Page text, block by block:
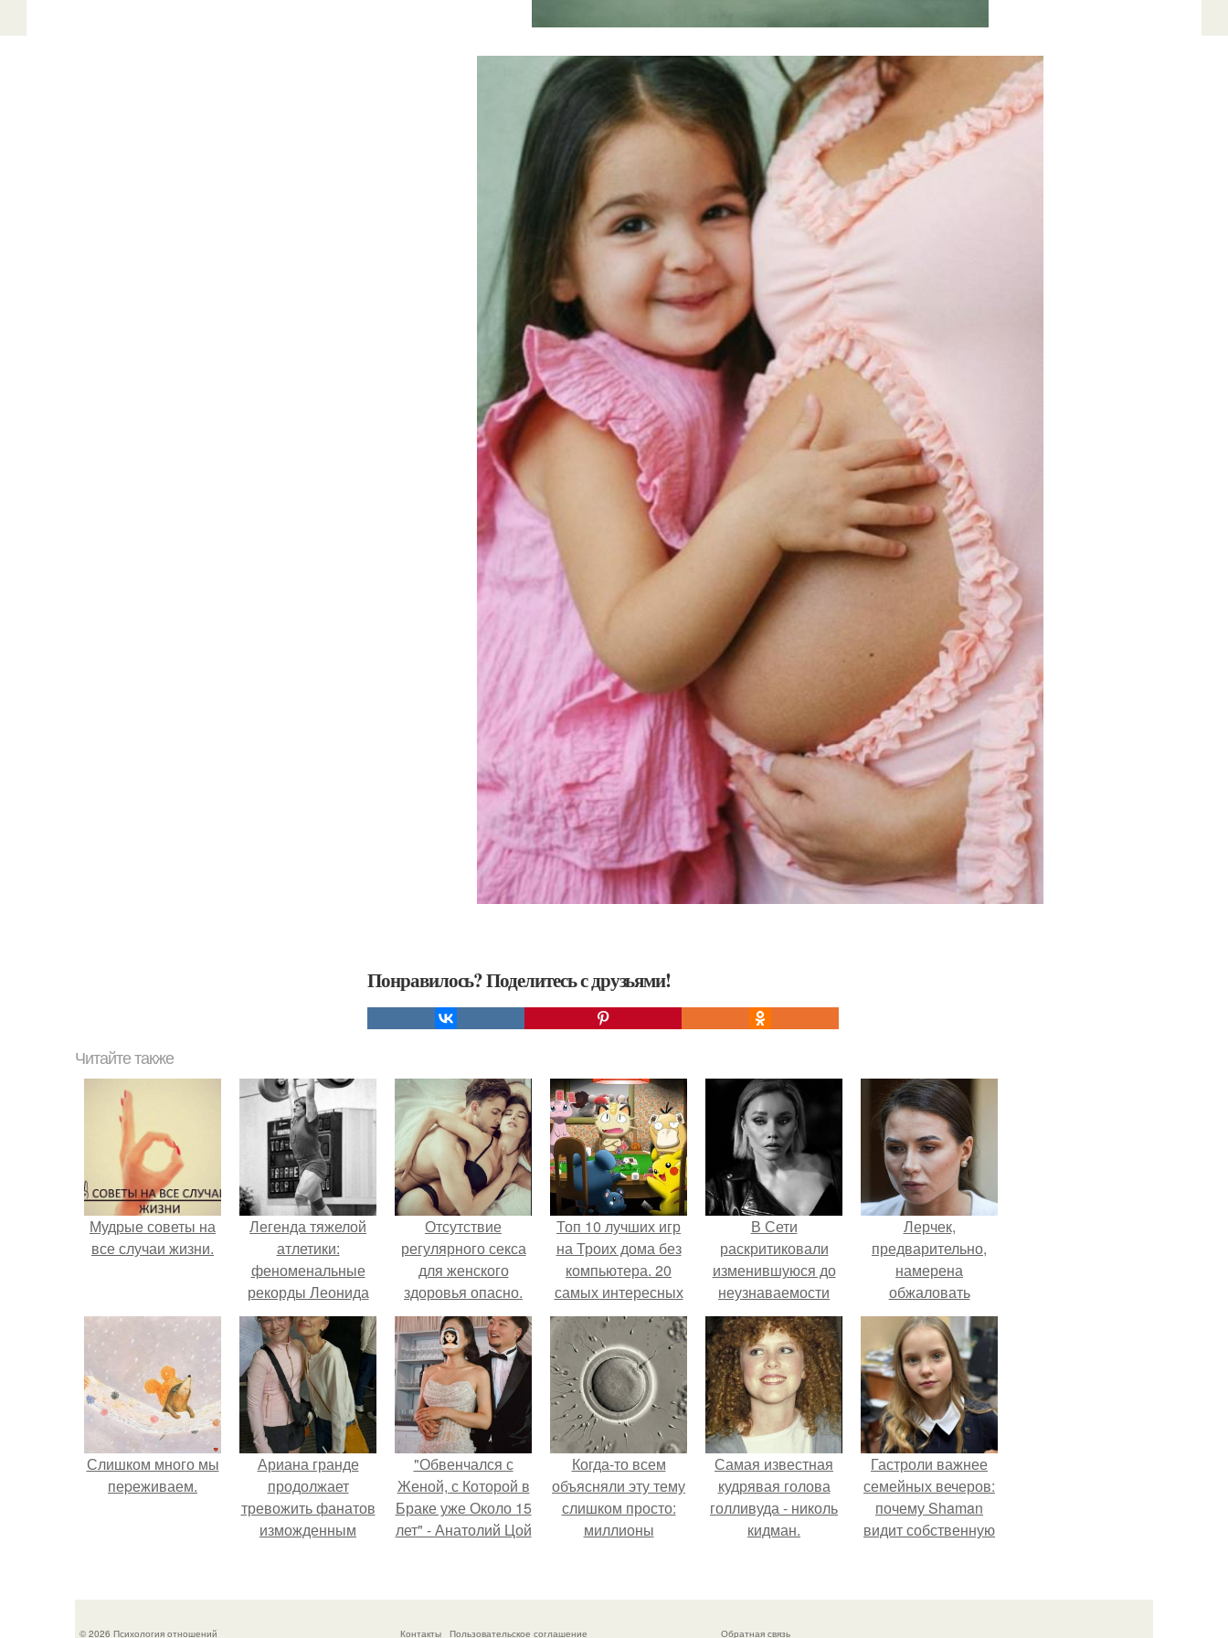
Понравилось? Поделитесь с друзьями!
Читайте также
Мудрые советы на
все случаи жизни.
Легенда тяжелой
атлетики:
феноменальные
рекорды Леонида
Тараненко.
Отсутствие
регулярного секса
для женского
здоровья опасно.
Топ 10 лучших игр
на Троих дома без
компьютера. 20
самых интересных
игр для компании
В Сети
раскритиковали
изменившуюся до
неузнаваемости
Марину зудину.
Лерчек,
предварительно,
намерена
обжаловать
приговор.
Слишком много мы
пеpеживаем.
Ариана гранде
продолжает
тревожить фанатов
изможденным
"Обвенчался с
Женой, с Которой в
Браке уже Около 15
лет" - Анатолий Цой
"тайной свадьбой".
Когда-то всем
объясняли эту тему
слишком просто:
миллионы
побеждает самый
Самая известная
кудрявая голова
голливуда - николь
кидман.
Гастроли важнее
семейных вечеров:
почему Shaman
видит собственную
вживую.
© 2026 Психология отношений Контакты Пользовательское соглашение Обратная связь